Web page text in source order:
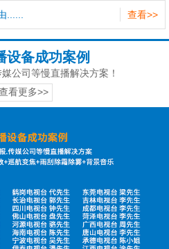
查看>>
......
设备成功案例
公司等慢直播解决方案！
看更多>>